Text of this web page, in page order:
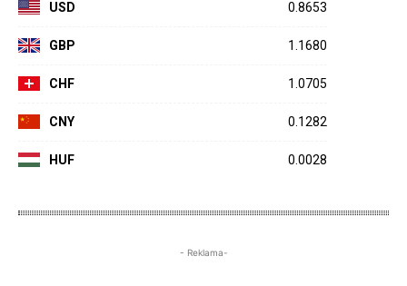
USD 0.8653
GBP 1.1680
CHF 1.0705
CNY 0.1282
HUF 0.0028
- Reklama-